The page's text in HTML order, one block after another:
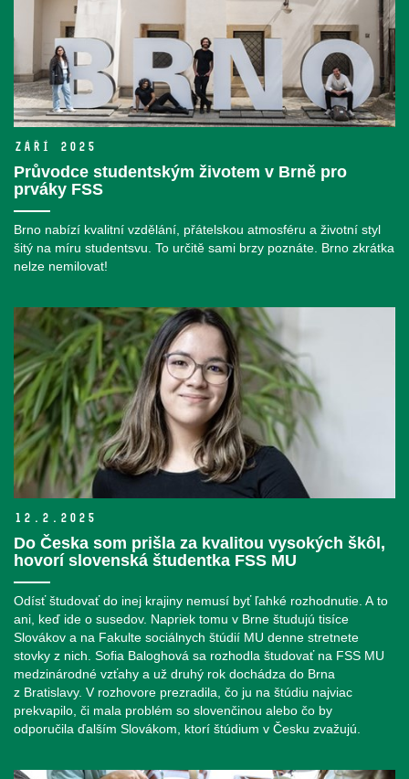
září 2025
Průvodce studentským životem v Brně pro
prváky FSS
Brno nabízí kvalitní vzdělání, přátelskou atmosféru a životní styl
šitý na míru studentsvu. To určitě sami brzy poznáte. Brno zkrátka
nelze nemilovat!
12. 2. 2025
Do Česka som prišla za kvalitou vysokých škôl,
hovorí slovenská študentka FSS MU
Odísť študovať do inej krajiny nemusí byť ľahké rozhodnutie. A to
ani, keď ide o susedov. Napriek tomu v Brne študujú tisíce
Slovákov a na Fakulte sociálnych štúdií MU denne stretnete
stovky z nich. Sofia Baloghová sa rozhodla študovať na FSS MU
medzinárodné vzťahy a už druhý rok dochádza do Brna
z Bratislavy. V rozhovore prezradila, čo ju na štúdiu najviac
prekvapilo, či mala problém so slovenčinou alebo čo by
odporučila ďalším Slovákom, ktorí štúdium v ​​Česku zvažujú.